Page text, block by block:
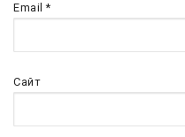
Email*
Сайт